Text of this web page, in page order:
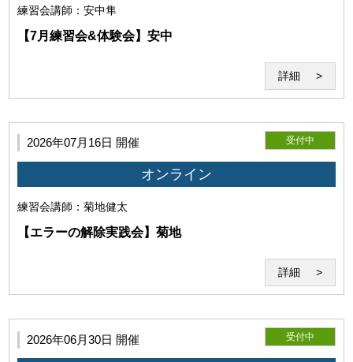
第6条（Zoomの利用）
サービスを利用して提供されます。事前にダウンロードが必
(1)本サービスの利用環境
練習会講師：安中隼
【7月練習会&体験会】安中
詳細
2026年07月16日 開催 受付中
オンライン
練習会講師：菊地健太
【エラーの解除実践会】菊地
詳細
2026年06月30日 開催 受付中